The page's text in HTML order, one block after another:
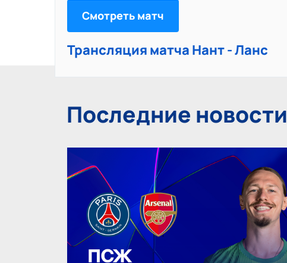
Смотреть матч
Трансляция матча Нант - Ланс
Последние новости